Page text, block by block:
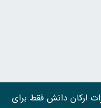
ارکان دانش فقط برای